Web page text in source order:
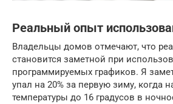
Реальный опыт
Владельцы домов отмечают, что
становится заметной при
программируемых графиков. Я
упал на 20% за первую зиму, когда
температуры до 16 градусов в